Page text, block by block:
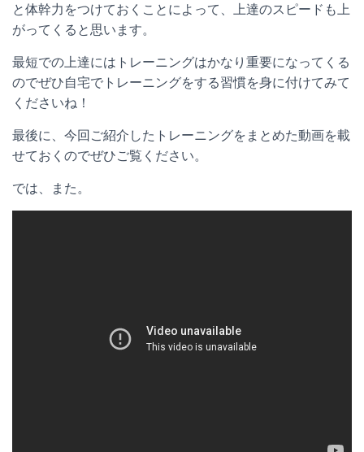
と体幹力をつけておくことによって、上達のスピードも上
がってくると思います。
最短での上達にはトレーニングはかなり重要になってくる
のでぜひ自宅でトレーニングをする習慣を身に付けてみて
くださいね！
最後に、今回ご紹介したトレーニングをまとめた動画を載
せておくのでぜひご覧ください。
では、また。